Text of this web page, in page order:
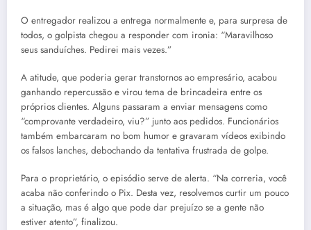
O entregador realizou a entrega normalmente e, para surpresa de
todos, o golpista chegou a responder com ironia: “Maravilhoso
seus sanduíches. Pedirei mais vezes.”
A atitude, que poderia gerar transtornos ao empresário, acabou
ganhando repercussão e virou tema de brincadeira entre os
próprios clientes. Alguns passaram a enviar mensagens como
“comprovante verdadeiro, viu?” junto aos pedidos. Funcionários
também embarcaram no bom humor e gravaram vídeos exibindo
os falsos lanches, debochando da tentativa frustrada de golpe.
Para o proprietário, o episódio serve de alerta. “Na correria, você
acaba não conferindo o Pix. Desta vez, resolvemos curtir um pouco
a situação, mas é algo que pode dar prejuízo se a gente não
estiver atento”, finalizou.